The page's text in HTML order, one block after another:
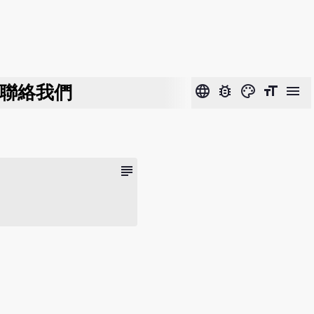
絡我們 language bug_report color_lens format_size menu
subject